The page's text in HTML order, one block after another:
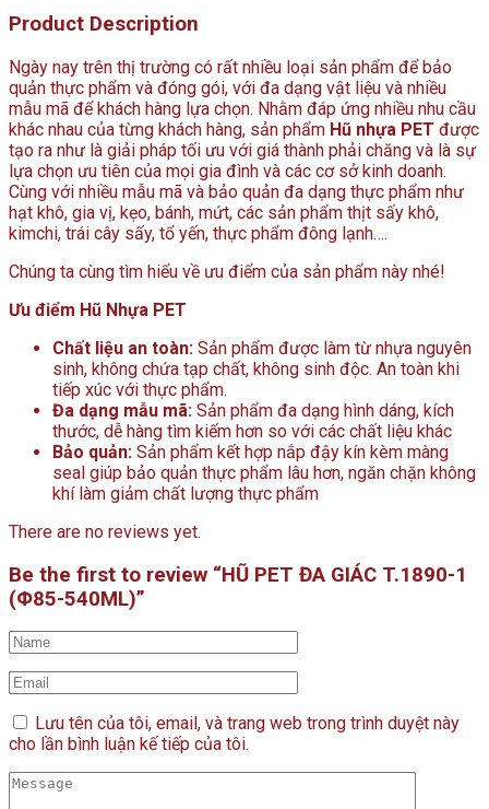
Product Description
Ngày nay trên thị trường có rất nhiều loại sản phẩm để bảo
quản thực phẩm và đóng gói, với đa dạng vật liệu và nhiều
mẫu mã để khách hàng lựa chọn. Nhằm đáp ứng nhiều nhu cầu
khác nhau của từng khách hàng, sản phẩm Hũ nhựa PET được
tạo ra như là giải pháp tối ưu với giá thành phải chăng và là sự
lựa chọn ưu tiên của mọi gia đình và các cơ sở kinh doanh.
Cùng với nhiều mẫu mã và bảo quản đa dạng thực phẩm như
hạt khô, gia vị, kẹo, bánh, mứt, các sản phẩm thịt sấy khô,
kimchi, trái cây sấy, tổ yến, thực phẩm đông lạnh….
Chúng ta cùng tìm hiểu về ưu điểm của sản phẩm này nhé!
Ưu điểm Hũ Nhựa PET
Chất liệu an toàn: Sản phẩm được làm từ nhựa nguyên
sinh, không chứa tạp chất, không sinh độc. An toàn khi
tiếp xúc với thực phẩm.
Đa dạng mẫu mã: Sản phẩm đa dạng hình dáng, kích
thước, dễ hàng tìm kiếm hơn so với các chất liệu khác
Bảo quản: Sản phẩm kết hợp nắp đậy kín kèm màng
seal giúp bảo quản thực phẩm lâu hơn, ngăn chặn không
khí làm giảm chất lượng thực phẩm
There are no reviews yet.
Be the first to review “HŨ PET ĐA GIÁC T.1890-1
(Φ85-540ML)”
Lưu tên của tôi, email, và trang web trong trình duyệt này
cho lần bình luận kế tiếp của tôi.